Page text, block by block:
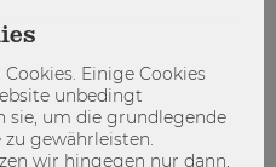
bei der
der Integration?
Typen von
Es kann nicht von der
werden. Ein Migrant
Einige Cookies
unbedingt
sie, um die grundlegende
gewährleisten.
wir hingegen nur dann,